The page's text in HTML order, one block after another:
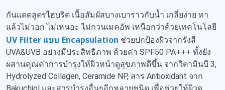
กันแดดสูตรไฮบริด เนื้อสัมผัสบางเบาราวกับน้ำ เกลี่ยง่าย ทา
แล้วไม่วอก ไม่เหนอะ ไม่กวนเมคอัพ เหนือกว่าด้วยเทคโนโลยี
UV Filter แบบ Encapsulation ช่วยปกป้องผิวจากรังสี
UVA&UVB อย่างมีประสิทธิภาพ ด้วยค่า SPF50 PA+++ ทั้งยัง
ผสานคุณค่าการบำรุงให้ผิวหน้าดูสุขภาพดีขึ้น จากวิตามินบี 3,
Hydrolyzed Collagen, Ceramide NP, สาร Antioxidant จาก